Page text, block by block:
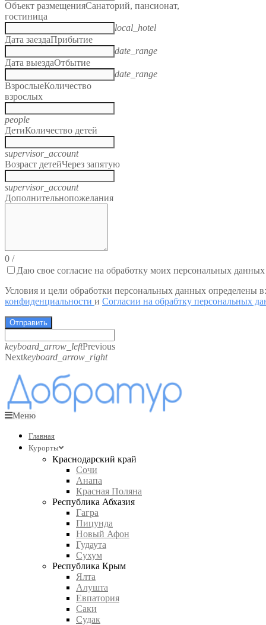
Объект размещенияСанаторий, пансионат,
гостиница
local_hotel
Дата заездаПрибытие
date_range
Дата выездаОтбытие
date_range
ВзрослыеКоличество
взрослых
people
ДетиКоличество детей
supervisor_account
Возраст детейЧерез запятую
supervisor_account
Дополнительнопожелания
0 /
Даю свое согласие на обработку моих персональных данных
Условия и цели обработки персональных данных определены
конфиденциальности и Согласии на обрабтку персональных
Отправить
keyboard_arrow_leftPrevious
Nextkeyboard_arrow_right
Меню
Главная
Курорты
Краснодарский край
Сочи
Анапа
Красная Поляна
Республика Абхазия
Гагра
Пицунда
Новый Афон
Гудаута
Сухум
Республика Крым
Ялта
Алушта
Евпатория
Саки
Судак